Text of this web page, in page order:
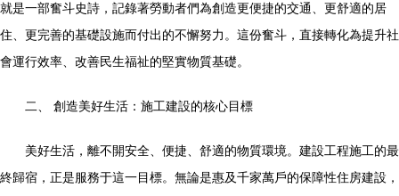
就是一部奮斗史詩，記錄著勞動者們為創造更便捷的交通、更舒適的居
住、更完善的基礎設施而付出的不懈努力。這份奮斗，直接轉化為提升社
會運行效率、改善民生福祉的堅實物質基礎。
二、 創造美好生活：施工建設的核心目標
美好生活，離不開安全、便捷、舒適的物質環境。建設工程施工的最
終歸宿，正是服務于這一目標。無論是惠及千家萬戶的保障性住房建設，